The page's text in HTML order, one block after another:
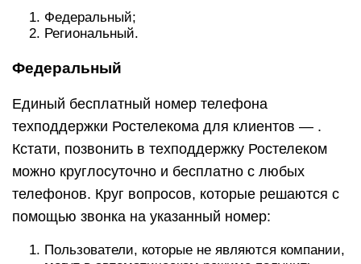
Федеральный;
Региональный.
Федеральный
Единый бесплатный номер телефона
техподдержки Ростелекома для клиентов — .
Кстати, позвонить в техподдержку Ростелеком
можно круглосуточно и бесплатно с любых
телефонов. Круг вопросов, которые решаются с
помощью звонка на указанный номер:
Пользователи, которые не являются компании,